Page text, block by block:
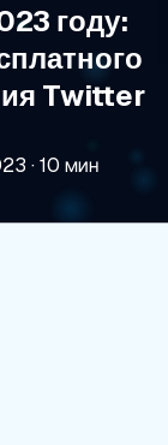
году:
Twitter
·10 мин